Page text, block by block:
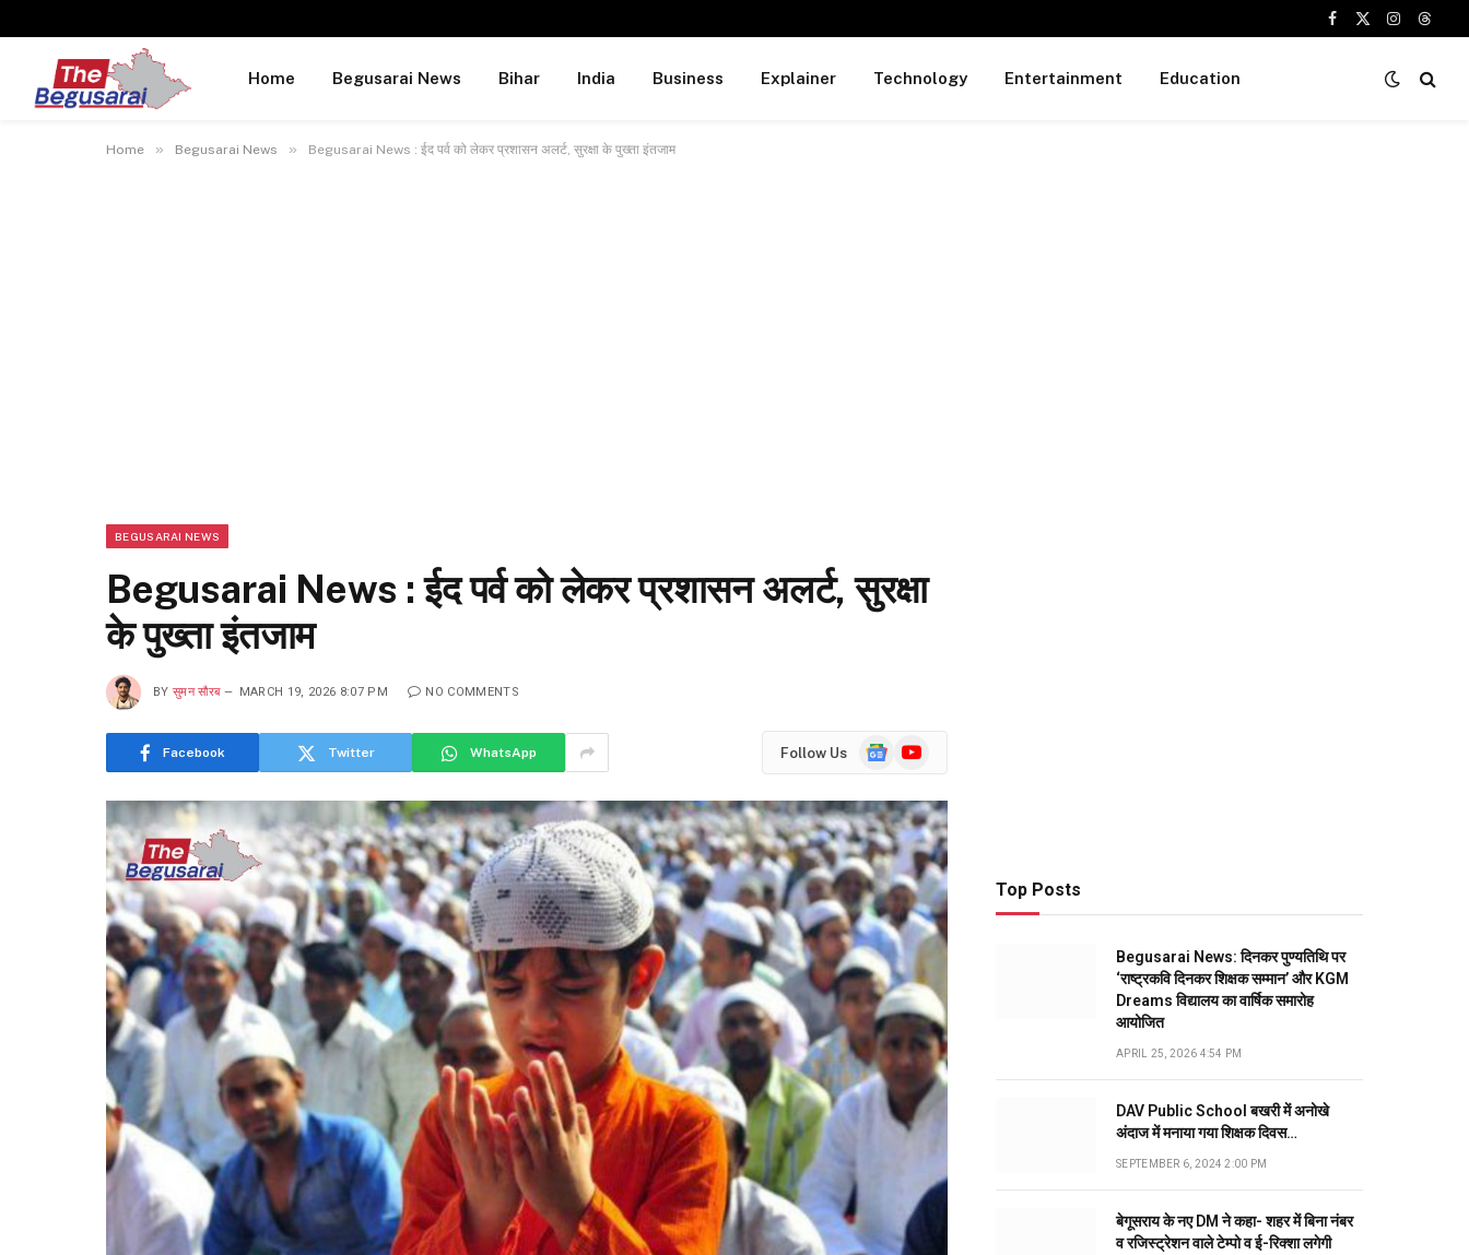
Facebook
X
Instagram
Home Begusarai News Bihar India Business Explainer Technology Entertainment Education
Home » Begusarai News » Begusarai News : ईद पर्व को लेकर प्रशासन अलर्ट, सुरक्षा के पुख्ता इंतजाम
BEGUSARAI NEWS
Begusarai News : ईद पर्व को लेकर प्रशासन अलर्ट, सुरक्षा
के पुख्ता इंतजाम
BY सुमन सौरब MARCH 19, 2026 8:07 PM NO COMMENTS
Facebook Twitter WhatsApp Follow Us
GoogleYouTube
Top Posts
Begusarai News: दिनकर पुण्यतिथि पर
‘राष्ट्रकवि दिनकर शिक्षक सम्मान’ और KGM
Dreams विद्यालय का वार्षिक समारोह
आयोजित
APRIL 25, 2026 4:54 PM
DAV Public School बखरी में अनोखे
अंदाज में मनाया गया शिक्षक दिवस…
SEPTEMBER 6, 2024 2:00 PM
बेगूसराय के नए DM ने कहा- शहर में बिना नंबर
व रजिस्ट्रेशन वाले टेम्पो व ई-रिक्शा लगेगी